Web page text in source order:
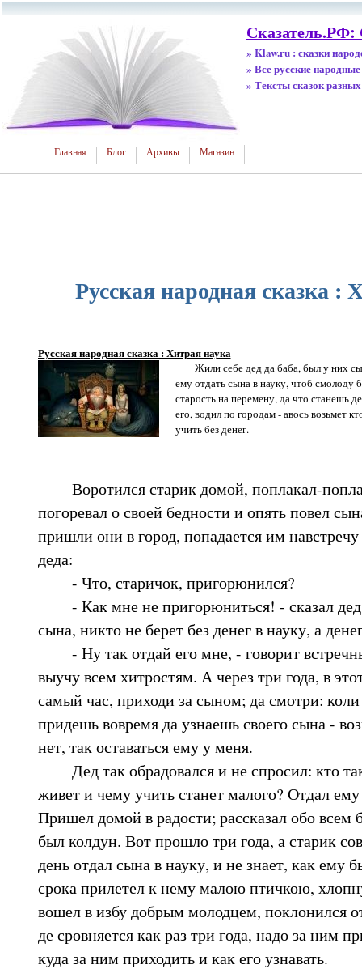
Сказатель.РФ:
» Klaw.ru : сказки
» Все русские народные
» Тексты сказок
Главная Блог Архивы Магазин
Русская народная сказка :
Русская народная сказка : Хитрая наука
Жили себе дед да баба, был у них
ему отдать сына в науку, чтоб смолоду
старость на перемену, да что станешь
его, водил по городам - авось возьмет
учить без денег.
Воротился старик домой, поплакал-
погоревал о своей бедности и опять повел
пришли они в город, попадается им
деда:
- Что, старичок, пригорюнился?
- Как мне не пригорюниться! - сказал
сына, никто не берет без денег в науку, а
- Ну так отдай его мне, - говорит
выучу всем хитростям. А через три года, в
самый час, приходи за сыном; да смотри:
придешь вовремя да узнаешь своего сына -
нет, так оставаться ему у меня.
Дед так обрадовался и не спросил: кто
живет и чему учить станет малого? Отдал
Пришел домой в радости; рассказал обо всем
был колдун. Вот прошло три года, а старик
день отдал сына в науку, и не знает, как ему
срока прилетел к нему малою птичкою,
вошел в избу добрым молодцем, поклонился
де сровняется как раз три года, надо за ним
куда за ним приходить и как его узнавать.